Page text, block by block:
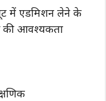
में एडमिशन लेने के
की आवश्यकता